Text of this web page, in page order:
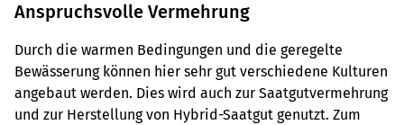
Anspruchsvolle Vermehrung
Durch die warmen Bedingungen und die geregelte
Bewässerung können hier sehr gut verschiedene Kulturen
angebaut werden. Dies wird auch zur Saatgutvermehrung
und zur Herstellung von Hybrid-Saatgut genutzt. Zum